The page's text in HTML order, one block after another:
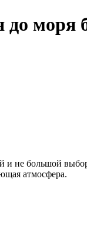
до моря
и не большой
атмосфера.